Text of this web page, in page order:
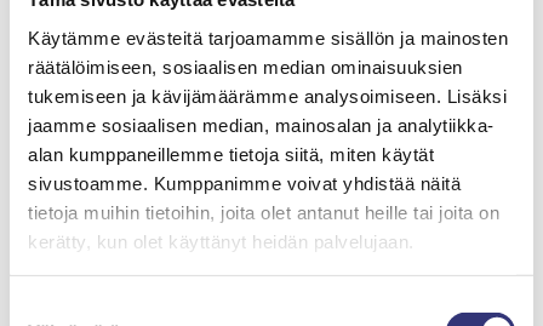
Käytämme evästeitä tarjoamamme sisällön ja mainosten
räätälöimiseen, sosiaalisen median ominaisuuksien
tukemiseen ja kävijämäärämme analysoimiseen. Lisäksi
jaamme sosiaalisen median, mainosalan ja analytiikka-
alan kumppaneillemme tietoja siitä, miten käytät
sivustoamme. Kumppanimme voivat yhdistää näitä
tietoja muihin tietoihin, joita olet antanut heille tai joita on
kerätty, kun olet käyttänyt heidän palvelujaan.
sama pysäköinnin 3h aikarajoitus kuin autojakin.
Bussilla
Meille pääsee kätevästi myös